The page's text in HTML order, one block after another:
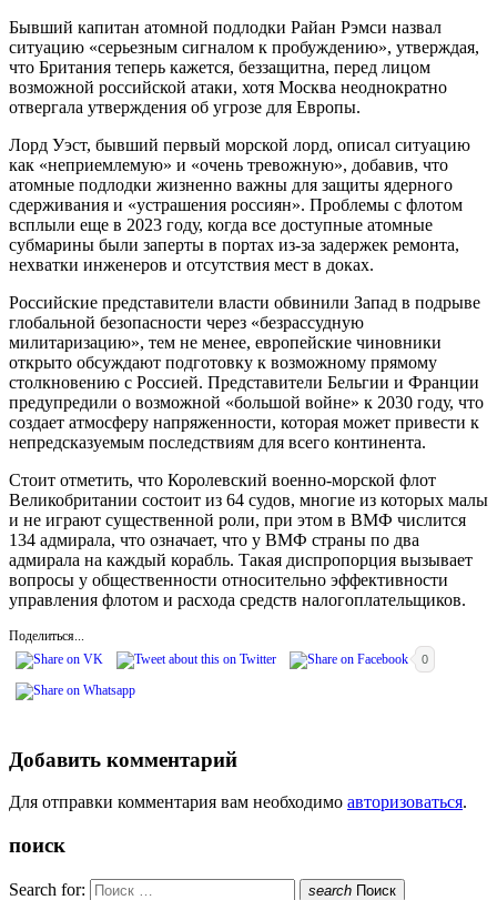
Бывший капитан атомной подлодки Райан Рэмси назвал
ситуацию «серьезным сигналом к пробуждению», утверждая,
что Британия теперь кажется, беззащитна, перед лицом
возможной российской атаки, хотя Москва неоднократно
отвергала утверждения об угрозе для Европы.
Лорд Уэст, бывший первый морской лорд, описал ситуацию
как «неприемлемую» и «очень тревожную», добавив, что
атомные подлодки жизненно важны для защиты ядерного
сдерживания и «устрашения россиян». Проблемы с флотом
всплыли еще в 2023 году, когда все доступные атомные
субмарины были заперты в портах из-за задержек ремонта,
нехватки инженеров и отсутствия мест в доках.
Российские представители власти обвинили Запад в подрыве
глобальной безопасности через «безрассудную
милитаризацию», тем не менее, европейские чиновники
открыто обсуждают подготовку к возможному прямому
столкновению с Россией. Представители Бельгии и Франции
предупредили о возможной «большой войне» к 2030 году, что
создает атмосферу напряженности, которая может привести к
непредсказуемым последствиям для всего континента.
Стоит отметить, что Королевский военно-морской флот
Великобритании состоит из 64 судов, многие из которых малы
и не играют существенной роли, при этом в ВМФ числится
134 адмирала, что означает, что у ВМФ страны по два
адмирала на каждый корабль. Такая диспропорция вызывает
вопросы у общественности относительно эффективности
управления флотом и расхода средств налогоплательщиков.
Поделиться...
0
Добавить комментарий
Для отправки комментария вам необходимо авторизоваться.
поиск
Search for: search Поиск